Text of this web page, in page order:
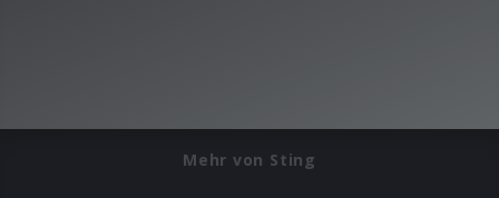
Mehr von Sting